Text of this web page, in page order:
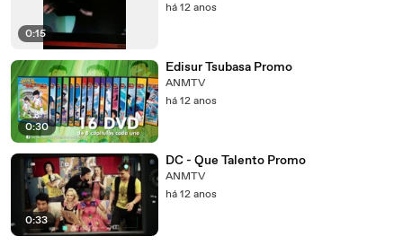
0:15
há 12 anos
0:30
Edisur Tsubasa Promo
ANMTV
há 12 anos
0:33
DC - Que Talento Promo
ANMTV
há 12 anos